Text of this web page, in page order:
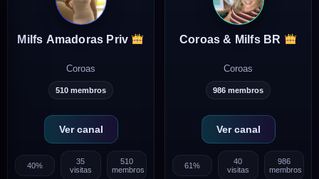
Milfs Amadoras Priv
Coroas
510 membros
Ver canal
40%
35
visitas
510
membros
Coroas & Milfs BR
Coroas
986 membros
Ver canal
61%
40
visitas
986
membros